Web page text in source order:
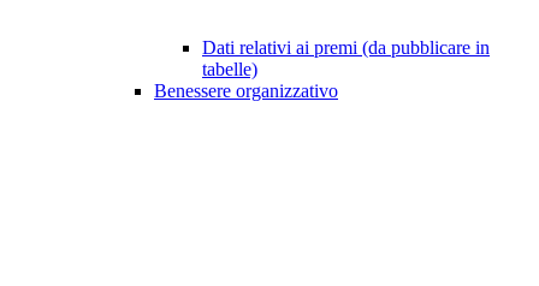
Dati relativi ai premi (da pubblicare in
tabelle)
Benessere organizzativo